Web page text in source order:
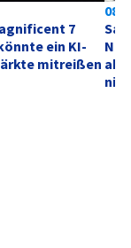
7
ein KI-
mitreißen